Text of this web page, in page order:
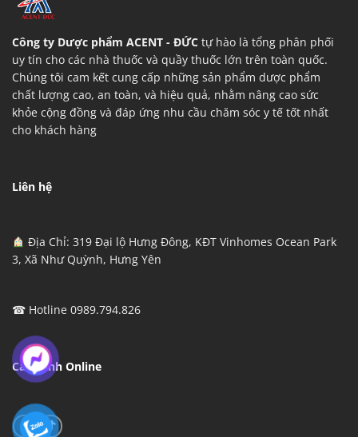
Công ty Dược phẩm ACENT - ĐỨC tự hào là tổng phân phối
uy tín cho các nhà thuốc và quầy thuốc lớn trên toàn quốc.
Chúng tôi cam kết cung cấp những sản phẩm dược phẩm
chất lượng cao, an toàn, và hiệu quả, nhằm nâng cao sức
khỏe cộng đồng và đáp ứng nhu cầu chăm sóc y tế tốt nhất
cho khách hàng
Liên hệ
Địa Chỉ:319 Đại lộ Hưng Đông, KĐT Vinhomes Ocean Park
3, Xã Như Quỳnh, Hưng Yên
☎ Hotline 0989.794.826
Các kênh Online